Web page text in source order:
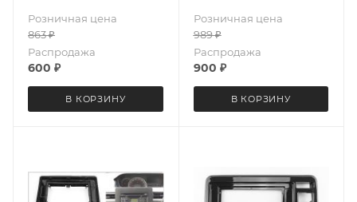
Розничная цена
863₽
Распродажа
600 ₽
В КОРЗИНУ
Розничная цена
989₽
Распродажа
900 ₽
В КОРЗИНУ